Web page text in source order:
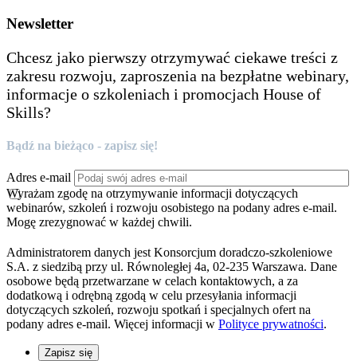
Newsletter
Chcesz jako pierwszy otrzymywać ciekawe treści z
zakresu rozwoju, zaproszenia na bezpłatne webinary,
informacje o szkoleniach i promocjach House of
Skills?
Bądź na bieżąco - zapisz się!
Adres e-mail
Wyrażam zgodę na otrzymywanie informacji dotyczących
webinarów, szkoleń i rozwoju osobistego na podany adres e-mail.
Mogę zrezygnować w każdej chwili.
Administratorem danych jest Konsorcjum doradczo-szkoleniowe
S.A. z siedzibą przy ul. Równoległej 4a, 02-235 Warszawa. Dane
osobowe będą przetwarzane w celach kontaktowych, a za
dodatkową i odrębną zgodą w celu przesyłania informacji
dotyczących szkoleń, rozwoju spotkań i specjalnych ofert na
podany adres e-mail. Więcej informacji w Polityce prywatności.
Zapisz się